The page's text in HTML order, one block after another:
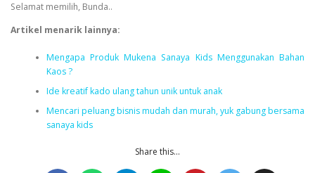
Selamat memilih, Bunda..
Artikel menarik lainnya:
Mengapa Produk Mukena Sanaya Kids Menggunakan Bahan
Kaos ?
Ide kreatif kado ulang tahun unik untuk anak
Mencari peluang bisnis mudah dan murah, yuk gabung bersama
sanaya kids
Share this...